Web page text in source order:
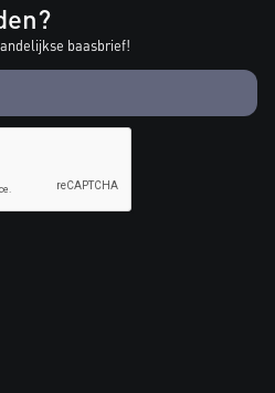
baasbrief!